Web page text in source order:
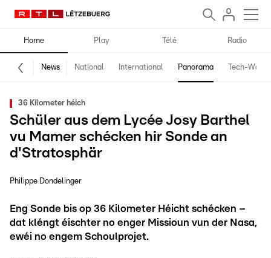
Home Play Télé Radio
News National International Panorama Tech-World
36 Kilometer héich
Schüler aus dem Lycée Josy Barthel
vu Mamer schécken hir Sonde an
d'Stratosphär
Philippe Dondelinger
Eng Sonde bis op 36 Kilometer Héicht schécken –
dat kléngt éischter no enger Missioun vun der Nasa,
ewéi no engem Schoulprojet.